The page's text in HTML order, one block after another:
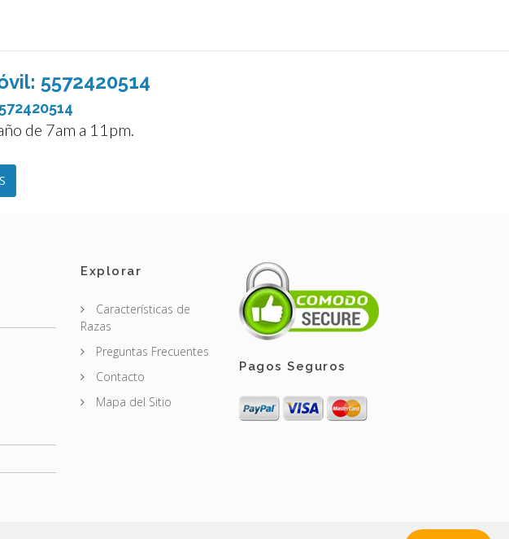
5572420514
de 7am a 11pm.
Explorar
Características de
Razas
Preguntas Frecuentes
Contacto
Mapa del Sitio
Pagos Seguros